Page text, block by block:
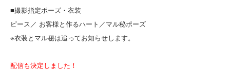
■撮影指定ポーズ・衣装
ピース／ お客様と作るハート／マル秘ポーズ
※衣装とマル秘は追ってお知らせします。
配信も決定しました！